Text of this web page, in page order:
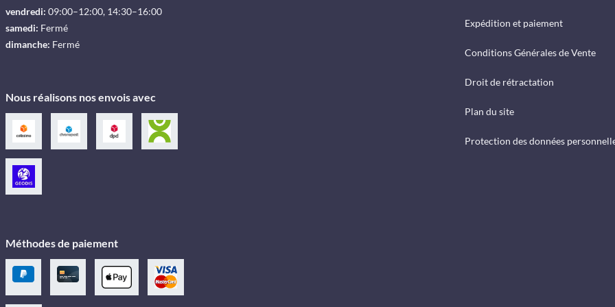
vendredi: 09:00–12:00, 14:30–16:00
samedi: Fermé
dimanche: Fermé
Nous réalisons nos envois avec
Méthodes de paiement
Expédition et paiement
Conditions Générales de Vente
Droit de rétractation
Plan du site
Protection des données